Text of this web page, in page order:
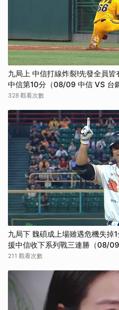
九局上 中信打線炸裂!先發全員
中信第10分（08/09 中信 VS 台
328 觀看次數
九局下 魏碩成上場雖遇危機失掉
援中信收下系列戰三連勝（08/09
211 觀看次數